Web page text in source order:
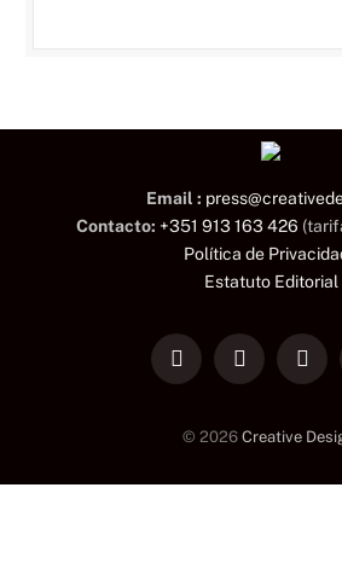
Email :
Contacto: +351 913 163 426
Política de
Estatuto Editorial
LinkedInFacebook
© 2026 Creative